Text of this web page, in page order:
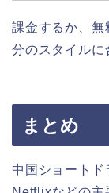
課金するか、無
分のスタイルに
まとめ
中国ショート